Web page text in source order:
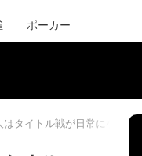
ポーカー
タイトル戦が日常になった